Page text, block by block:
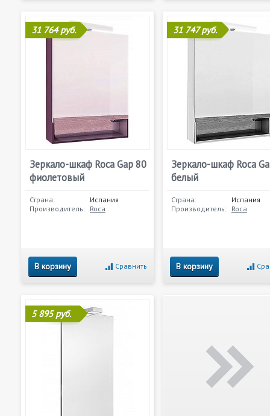
31 764 руб.
Зеркало-шкаф Roca Gap 80
фиолетовый
Страна:
Испания
Производитель: Roca
В корзину Сравнить
31 747 руб.
Зеркало-шкаф Roca
белый
Страна:
Испания
Производитель: Roca
В корзину
5 895 руб.